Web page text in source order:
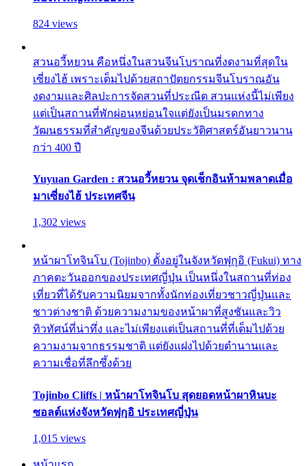
824 views
สวนอวี้หยวน คือหนึ่งในสวนจีนโบราณที่งดงามที่สุดใน
เซี่ยงไฮ้ เพราะเต็มไปด้วยสถาปัตยกรรมจีนโบราณอัน
งดงามและศิลปะการจัดสวนที่ประณีต สวนแห่งนี้ไม่เพียง
แต่เป็นสถานที่พักผ่อนหย่อนใจแต่ยังเป็นมรดกทาง
วัฒนธรรมที่สำคัญของจีนด้วยประวัติศาสตร์อันยาวนาน
กว่า 400 ปี
Yuyuan Garden : สวนอวี้หยวน จุดเช็กอินห้ามพลาดเมื่อ
มาเซี่ยงไฮ้ ประเทศจีน
1,302 views
หน้าผาโทจินโบ (Tojinbo) ตั้งอยู่ในจังหวัดฟุกุอิ (Fukui) ทาง
ภาคตะวันออกของประเทศญี่ปุ่น เป็นหนึ่งในสถานที่ท่อง
เที่ยวที่ได้รับความนิยมจากทั้งนักท่องเที่ยวชาวญี่ปุ่นและ
ชาวต่างชาติ ด้วยความงามของหน้าผาที่สูงชันและวิว
ทิวทัศน์ที่น่าทึ่ง และไม่เพียงแต่เป็นสถานที่ที่เต็มไปด้วย
ความงามจากธรรมชาติ แต่ยังแฝงไปด้วยตำนานและ
ความเชื่อที่ลึกซึ้งด้วย
Tojinbo Cliffs | หน้าผาโทจินโบ สุดยอดหน้าผาหินบะ
ซอลต์แห่งจังหวัดฟุกุอิ ประเทศญี่ปุ่น
1,015 views